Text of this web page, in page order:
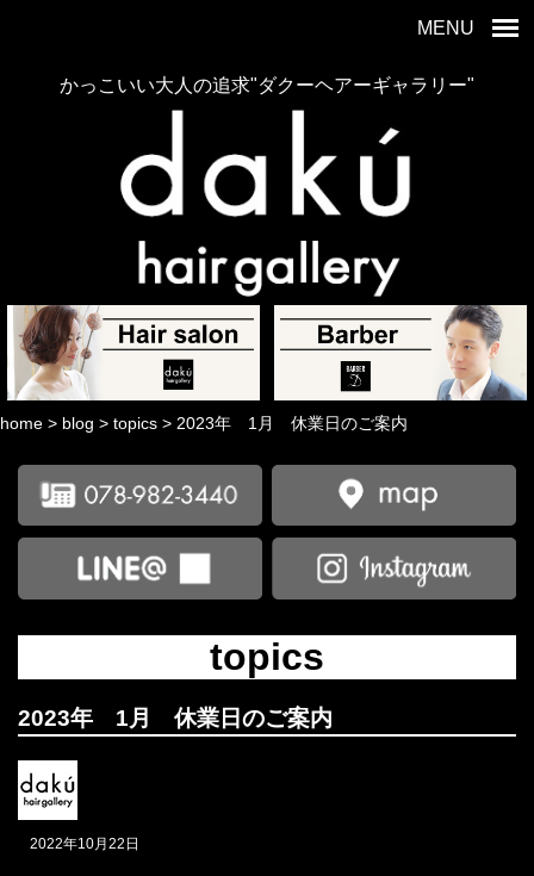
MENU
かっこいい大人の追求"ダクーヘアーギャラリー"
home > blog > topics > 2023年 1月 休業日のご案内
topics
2023年 1月 休業日のご案内
2022年10月22日